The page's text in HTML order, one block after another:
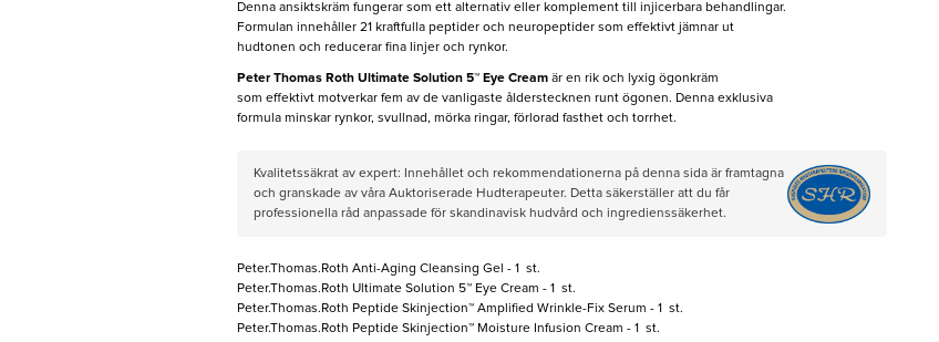
Denna ansiktskräm fungerar som ett alternativ eller komplement till injicerbara behandlingar.
Formulan innehåller 21 kraftfulla peptider och neuropeptider som effektivt jämnar ut
hudtonen och reducerar fina linjer och rynkor.
Peter Thomas Roth Ultimate Solution 5™ Eye Cream är en rik och lyxig ögonkräm
som effektivt motverkar fem av de vanligaste ålderstecknen runt ögonen. Denna exklusiva
formula minskar rynkor, svullnad, mörka ringar, förlorad fasthet och torrhet.
Kvalitetssäkrat av expert: Innehållet och rekommendationerna på denna sida är framtagna
och granskade av våra Auktoriserade Hudterapeuter. Detta säkerställer att du får
professionella råd anpassade för skandinavisk hudvård och ingredienssäkerhet.
Peter.Thomas.Roth Anti-Aging Cleansing Gel - 1 st.
Peter.Thomas.Roth Ultimate Solution 5™ Eye Cream - 1 st.
Peter.Thomas.Roth Peptide Skinjection™ Amplified Wrinkle-Fix Serum - 1 st.
Peter.Thomas.Roth Peptide Skinjection™ Moisture Infusion Cream - 1 st.